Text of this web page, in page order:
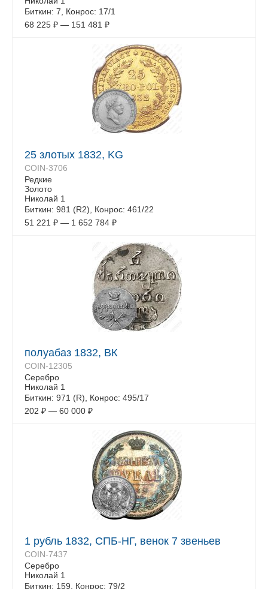
Биткин: 7, Конрос: 17/1
68 225 ₽ — 151 481 ₽
25 злотых 1832, KG
COIN-3706
Редкие
Золото
Николай 1
Биткин: 981 (R2), Конрос: 461/22
51 221 ₽ — 1 652 784 ₽
полуабаз 1832, ВК
COIN-12305
Серебро
Николай 1
Биткин: 971 (R), Конрос: 495/17
202 ₽ — 60 000 ₽
1 рубль 1832, СПБ-НГ, венок 7 звеньев
COIN-7437
Серебро
Николай 1
Биткин: 159, Конрос: 79/2